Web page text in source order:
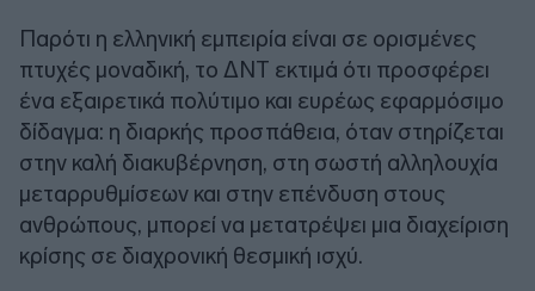
Παρότι η ελληνική εμπειρία είναι σε ορισμένες
πτυχές μοναδική, το ΔΝΤ εκτιμά ότι προσφέρει
ένα εξαιρετικά πολύτιμο και ευρέως εφαρμόσιμο
δίδαγμα: η διαρκής προσπάθεια, όταν στηρίζεται
στην καλή διακυβέρνηση, στη σωστή αλληλουχία
μεταρρυθμίσεων και στην επένδυση στους
ανθρώπους, μπορεί να μετατρέψει μια διαχείριση
κρίσης σε διαχρονική θεσμική ισχύ.